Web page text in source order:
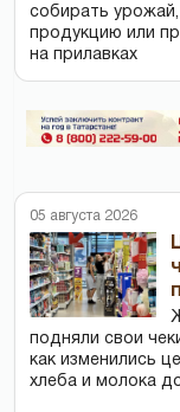
собирать урожай,
продукцию или
на прилавках
05 августа 2026
подняли свои
как изменились
хлеба и молока